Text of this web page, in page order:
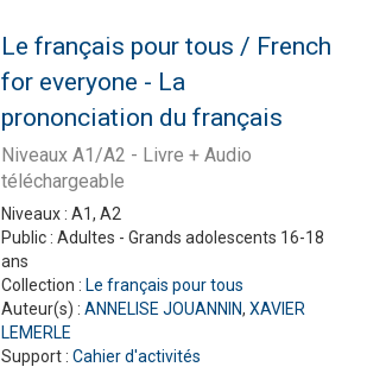
Le français pour tous / French
for everyone - La
prononciation du français
Niveaux A1/A2 - Livre + Audio
téléchargeable
Niveaux : A1, A2
Public : Adultes - Grands adolescents 16-18
ans
Collection : Le français pour tous
Auteur(s) : ANNELISE JOUANNIN, XAVIER
LEMERLE
Support : Cahier d'activités